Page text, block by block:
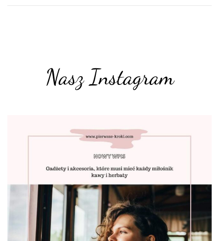
Nasz Instagram